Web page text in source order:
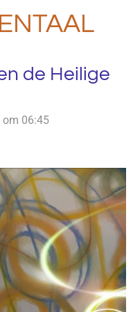
de Heilige
om 06:45